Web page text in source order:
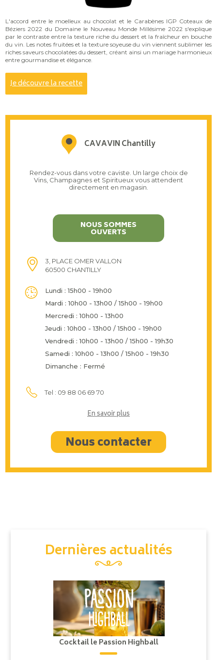
L'accord entre le moelleux au chocolat et le Carabènes IGP Coteaux de
Béziers 2022 du Domaine le Nouveau Monde Millésime 2022 s'explique
par le contraste entre la texture riche du dessert et la fraîcheur en bouche
du vin. Les notes fruitées et la texture soyeuse du vin viennent sublimer les
riches saveurs chocolatées du dessert, créant ainsi un mariage harmonieux
entre gourmandise et élégance.
Je découvre la recette
CAVAVIN Chantilly
Rendez-vous dans votre caviste. Un large choix de
Vins, Champagnes et Spiritueux vous attendent
directement en magasin.
NOUS SOMMES
OUVERTS
3, PLACE OMER VALLON
60500 CHANTILLY
Lundi : 15h00 - 19h00
Mardi : 10h00 - 13h00 / 15h00 - 19h00
Mercredi : 10h00 - 13h00
Jeudi : 10h00 - 13h00 / 15h00 - 19h00
Vendredi : 10h00 - 13h00 / 15h00 - 19h30
Samedi : 10h00 - 13h00 / 15h00 - 19h30
Dimanche : Fermé
Tel : 09 88 06 69 70
En savoir plus
Nous contacter
Dernières actualités
Cocktail le Passion Highball